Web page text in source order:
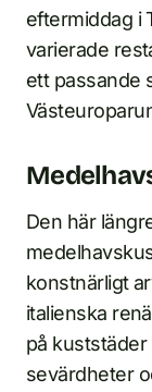
eftermiddag i
varierade
ett passande
Den här
konstnärligt
italienska
på
sevärdheter